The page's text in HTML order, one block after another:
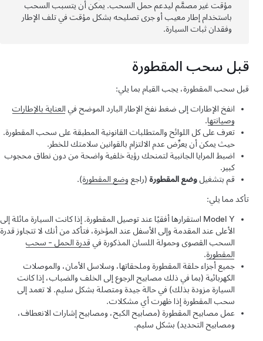
مؤقت غير مصمَّم ليدعم حمل السحب. يمكن أن يتسبب السحب
باستخدام إطار معيب أو جرى تصليحه بشكل مؤقت في تلف الإطار
وفقدان ثبات السيارة.
قبل سحب المقطورة
قبل سحب المقطورة، يجب القيام بما يلي:
انفخ الإطارات إلى ضغط نفخ الإطار البارد الموضح فيالعناية بالإطارات
وصيانتها.
تعرف على كل اللوائح والمتطلبات القانونية المطبقة على سحب المقطورة.
حيث يمكن أن يعرِّض عدم الالتزام بالقوانين سلامتك للخطر.
اضبط المرايا الجانبية لتمنحك رؤية خلفية واضحة من دون نطاق محجوب
كبير.
قم بتشغيلوضع المقطورة(راجعوضع المقطورة).
تأكد مما يلي:
Model Yاستقرارها أفقيًا عند توصيل المقطورة. إذا كانت السيارة مائلة إلى
الأعلى عند المقدمة وإلى الأسفل عند المؤخرة، فتأكد من أنك لا تتجاوز قدرة
السحب القصوى وحمولة اللسان المذكورة فيقدرة الحمل - سحب
المقطورة.
جميع أجزاء حلقة المقطورة وملحقاتها، وسلاسل الأمان، والموصلات
الكهربائية (بما في ذلك مصابيح الرجوع إلى الخلف والضباب، إذا كانت
السيارة مزودة بذلك) في حالة جيدة ومتصلة بشكل سليم. لا تعمد إلى
سحب المقطورة إذا ظهرت أي مشكلات.
عمل مصابيح المقطورة (مصابيح الكبح، ومصابيح إشارات الانعطاف،
ومصابيح التحديد) بشكل سليم.